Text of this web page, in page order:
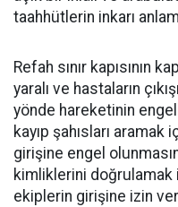
taahhütlerin inkarı
Refah sınır kapısının
yaralı ve hastaların
yönde hareketinin
kayıp şahısları
girişine engel
kimliklerini doğrulamak
ekiplerin girişine izin